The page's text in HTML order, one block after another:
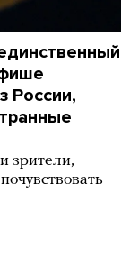
России,
зрители,